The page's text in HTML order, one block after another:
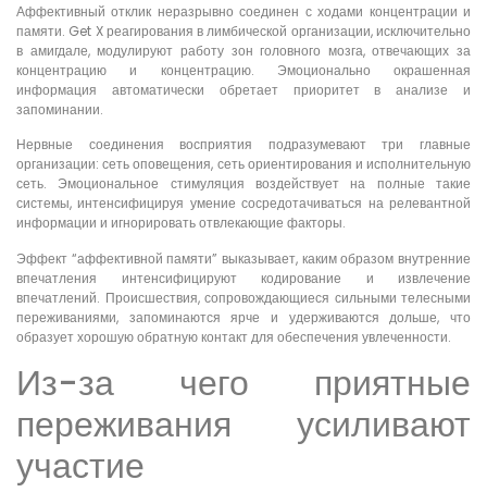
Аффективный отклик неразрывно соединен с ходами концентрации и
памяти. Get X реагирования в лимбической организации, исключительно
в амигдале, модулируют работу зон головного мозга, отвечающих за
концентрацию и концентрацию. Эмоционально окрашенная
информация автоматически обретает приоритет в анализе и
запоминании.
Нервные соединения восприятия подразумевают три главные
организации: сеть оповещения, сеть ориентирования и исполнительную
сеть. Эмоциональное стимуляция воздействует на полные такие
системы, интенсифицируя умение сосредотачиваться на релевантной
информации и игнорировать отвлекающие факторы.
Эффект “аффективной памяти” выказывает, каким образом внутренние
впечатления интенсифицируют кодирование и извлечение
впечатлений. Происшествия, сопровождающиеся сильными телесными
переживаниями, запоминаются ярче и удерживаются дольше, что
образует хорошую обратную контакт для обеспечения увлеченности.
Из-за чего приятные
переживания усиливают
участие